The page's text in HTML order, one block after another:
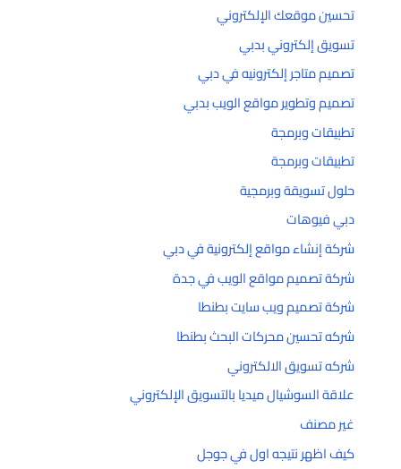
تحسين موقعك الإلكتروني
تسويق إلكتروني بدبي
تصميم متاجر إلكترونيه في دبي
تصميم وتطوير مواقع الويب بدبي
تطبيقات وبرمجة
تطبيقات وبرمجة
حلول تسويقة وبرمجية
دبي فيوهات
شركة إنشاء مواقع إلكترونية في دبي
شركة تصميم مواقع الويب في جدة
شركة تصميم ويب سايت بطنطا
شركه تحسين محركات البحث بطنطا
شركه تسويق الالكتروني
علاقة السوشيال ميديا بالتسويق الإلكتروني
غير مصنف
كيف اظهر نتيجه اول في جوجل